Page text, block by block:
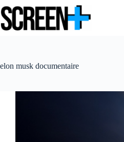
au
contenu
elon musk documentaire